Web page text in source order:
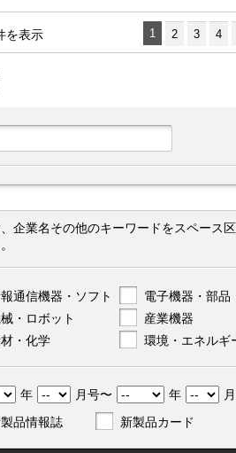
を表示 1 2 3 4
企業名その他のキーワードをスペース
通信機器・ソフト
電子機器・部品
・ロボット
産業機器
・化学
環境・エネルギ
年 月号〜 年
品情報誌
新製品カード